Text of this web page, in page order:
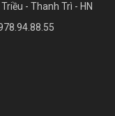
- Thanh Trì - HN